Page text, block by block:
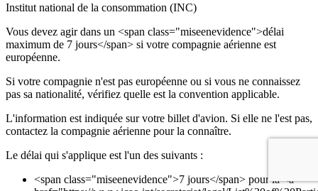
Institut national de la consommation (INC)
Vous devez agir dans un <span class="miseenevidence">délai
maximum de 7 jours</span> si votre compagnie aérienne est
européenne.
Si votre compagnie n'est pas européenne ou si vous ne connaissez
pas sa nationalité, vérifiez quelle est la convention applicable.
L'information est indiquée sur votre billet d'avion. Si elle ne l'est pas,
contactez la compagnie aérienne pour la connaître.
Le délai qui s'applique est l'un des suivants :
<span class="miseenevidence">7 jours</span> pour la <a